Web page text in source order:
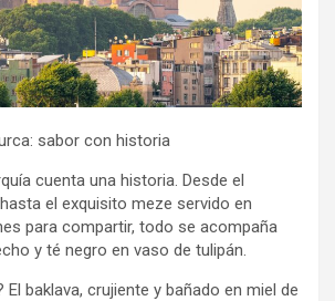
sabor con historia
cuenta una historia. Desde el
el exquisito meze servido en
para compartir, todo se acompaña
y té negro en vaso de tulipán.
baklava, crujiente y bañado en miel de